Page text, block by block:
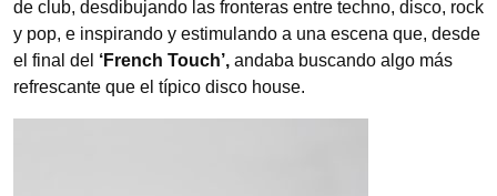
de club, desdibujando las fronteras entre techno, disco, rock
y pop, e inspirando y estimulando a una escena que, desde
el final del ‘French Touch’, andaba buscando algo más
refrescante que el típico disco house.